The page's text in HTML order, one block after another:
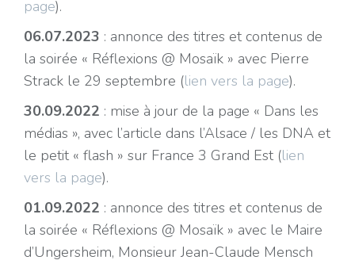
page).
06.07.2023 : annonce des titres et contenus de
la soirée « Réflexions @ Mosaïk » avec Pierre
Strack le 29 septembre (lien vers la page).
30.09.2022 : mise à jour de la page « Dans les
médias », avec l’article dans l’Alsace / les DNA et
le petit « flash » sur France 3 Grand Est (lien
vers la page).
01.09.2022 : annonce des titres et contenus de
la soirée « Réflexions @ Mosaïk » avec le Maire
d’Ungersheim, Monsieur Jean-Claude Mensch